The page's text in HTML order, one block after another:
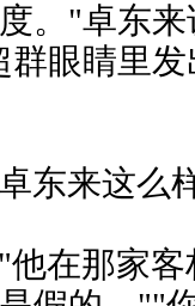
。"卓东
群眼睛里
东来这么
在那家客